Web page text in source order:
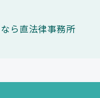
ら直法律事務所